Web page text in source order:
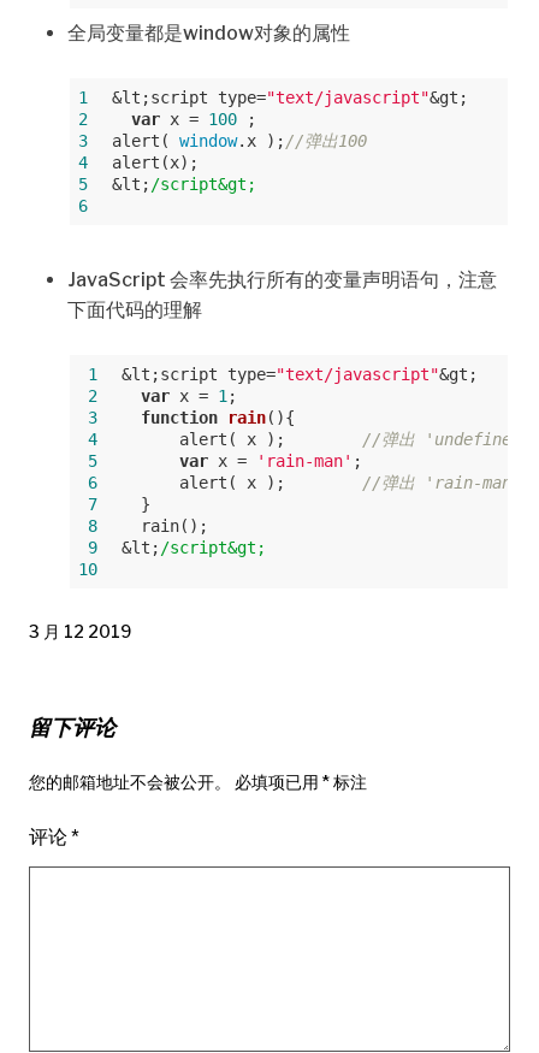
全局变量都是window对象的属性
1 &lt;script type="text/javascript"&gt;
2
var x = 100 ;
3
alert( window.x ); //弹出100
4
alert(x);
5
&lt; /script&gt;
6
JavaScript 会率先执行所有的变量声明语句，注意
下面代码的理解
1 &lt;script type="text/javascript"&gt;
2
var x = 1 ;
3
function rain( ){
4
alert( x );
//弹出 'undefined'
5
var x = 'rain-man' ;
6
alert( x );
//弹出 'rain-man'
7
}
8
rain();
9
&lt; /script&gt;
10
3 月 12 2019
留下评论
您的邮箱地址不会被公开。 必填项已用 *标注
评论*